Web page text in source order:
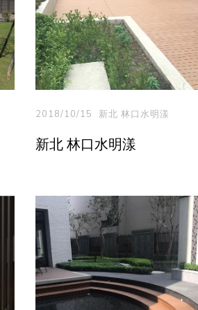
2018/10/15 新北 林口水明漾
新北 林口水明漾